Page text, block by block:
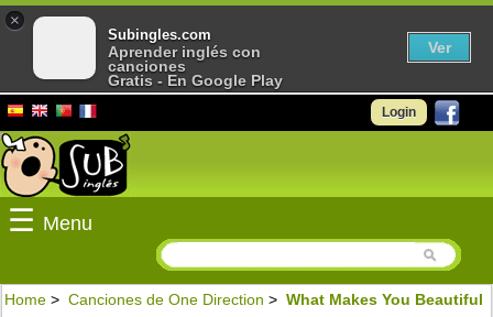
Login
☰ Menu
Home > Canciones de One Direction > What Makes You Beautiful
×
Subingles.com
Aprender inglés con
canciones
Gratis - En Google Play
Ver